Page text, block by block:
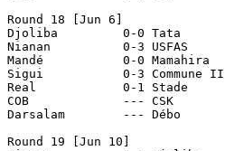
Round 18 [Jun 6]
Djoliba		0-0 Tata
Nianan		0-3 USFAS
Mandé		0-0 Mamahira
Sigui		0-3 Commune II
Real		0-1 Stade
COB		--- CSK
Darsalam	--- Débo
Round 19 [Jun 10]